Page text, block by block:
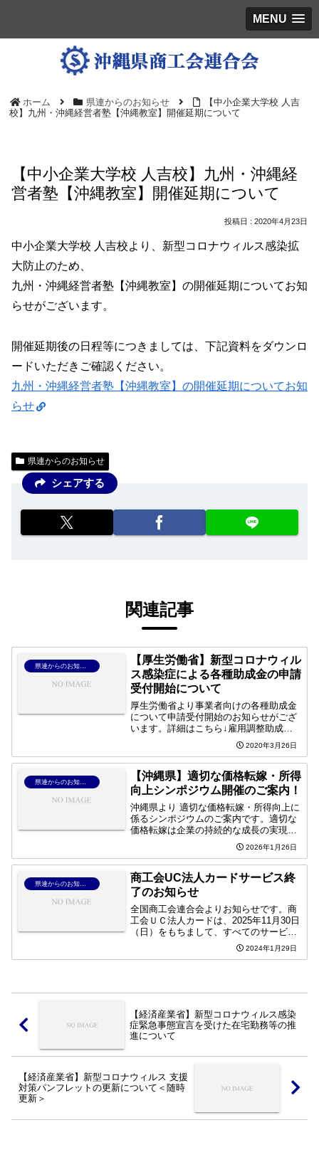
MENU
ホーム 県連からのお知らせ
【中小企業大学校 人吉
校】九州・沖縄経営者塾【沖縄教室】開催延期について
【中小企業大学校 人吉校】九州・沖縄経
営者塾【沖縄教室】開催延期について
2020年4月23日
中小企業大学校 人吉校より、新型コロナウィルス感染拡
大防止のため、
九州・沖縄経営者塾【沖縄教室】の開催延期についてお知
らせがございます。
開催延期後の日程等につきましては、下記資料をダウンロ
ードいただきご確認ください。
九州・沖縄経営者塾【沖縄教室】の開催延期についてお知
らせ
県連からのお知らせ
シェアする
関連記事
【厚生労働省】新型コロナウィル
ス感染症による各種助成金の申請
受付開始について
厚生労働省より事業者向けの各種助成金
について申請受付開始のお知らせがござ
います。詳細はこちら↓雇用調整助成金
の特例の追加実施 新型コロナウイルス感
染症による小学校休業等対応助成金リー
フレット（労働者を雇用する事業主の方
向け） 新型コロナウイ...
2020年3月26日
【沖縄県】適切な価格転嫁・所得
向上シンポジウム開催のご案内！
沖縄県より 適切な価格転嫁・所得向上に
係るシンポジウムのご案内です。適切な
価格転嫁は企業の持続的な成長の実現、
労働者の賃金の引上げに必要不可欠で
す。県内の多様な事例から学び、さまざ
まな視点から価格転嫁・所得向上につい
て一緒に考えましょう。 ...
2026年1月26日
商工会UC法人カードサービス終
了のお知らせ
全国商工会連合会よりお知らせです。商
工会ＵＣ法人カードは、2025年11月30日
（日）をもちまして、すべてのサービス
提供を終了することとなりました。詳細
につきましては、全国商工会連合会ホー
2024年1月29日
【経済産業省】新型コロナウィルス感染
症緊急事態宣言を受けた在宅勤務等の推
進について
【経済産業省】新型コロナウィルス 支援
対策パンフレットの更新について＜随時
更新＞